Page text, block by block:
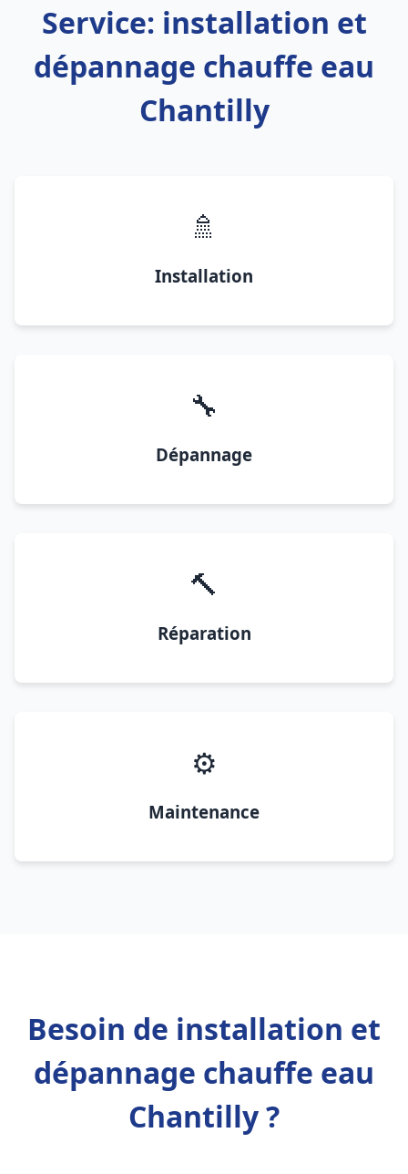
Service: installation et
dépannage chauffe eau
Chantilly
🚿
Installation
🔧
Dépannage
🔨
Réparation
⚙️
Maintenance
Besoin de installation et
dépannage chauffe eau
Chantilly ?